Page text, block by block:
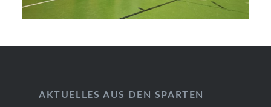
AKTUELLES AUS DEN SPARTEN